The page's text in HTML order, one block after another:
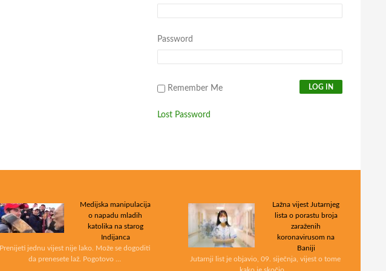
Password
Remember Me
Lost Password
Medijska manipulacija
o napadu mladih
katolika na starog
Indijanca
Prenijeti jednu vijest nije lako. Može se dogoditi
da prenesete laž. Pogotovo …
Lažna vijest Jutarnjeg
lista o porastu broja
zaraženih
koronavirusom na
Baniji
Jutarnji list je objavio, 09. siječnja, vijest o tome